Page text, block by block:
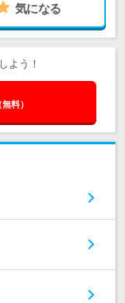
気になる
よう！
料）